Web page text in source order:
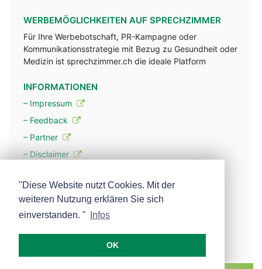
WERBEMÖGLICHKEITEN AUF SPRECHZIMMER
Für Ihre Werbebotschaft, PR-Kampagne oder
Kommunikationsstrategie mit Bezug zu Gesundheit oder
Medizin ist sprechzimmer.ch die ideale Platform
INFORMATIONEN
– Impressum
– Feedback
– Partner
– Disclaimer
– Werbung
– Mehr über unsere Experten
"Diese Website nutzt Cookies. Mit der
weiteren Nutzung erklären Sie sich
einverstanden. "
Infos
OK